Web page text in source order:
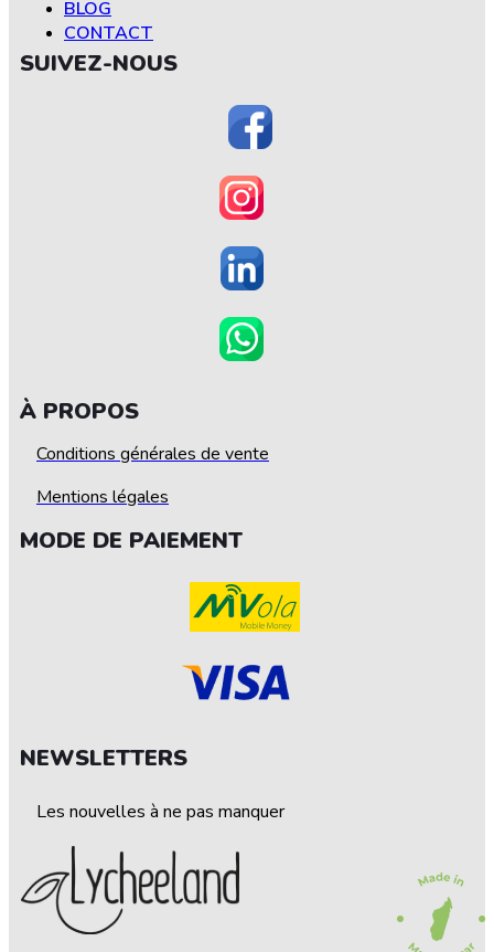
BLOG
CONTACT
SUIVEZ-NOUS
À PROPOS
Conditions générales de vente
Mentions légales
MODE DE PAIEMENT
NEWSLETTERS
Les nouvelles à ne pas manquer